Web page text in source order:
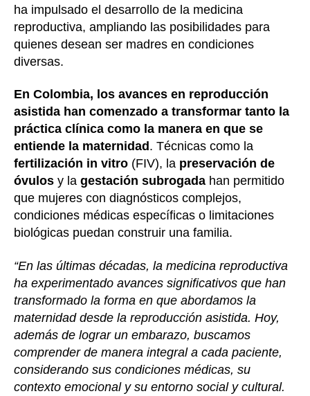
ha impulsado el desarrollo de la medicina
reproductiva, ampliando las posibilidades para
quienes desean ser madres en condiciones
diversas.
En Colombia, los avances en reproducción
asistida han comenzado a transformar tanto la
práctica clínica como la manera en que se
entiende la maternidad . Técnicas como la
fertilización in vitro (FIV), la preservación de
óvulos y la gestación subrogada han permitido
que mujeres con diagnósticos complejos,
condiciones médicas específicas o limitaciones
biológicas puedan construir una familia.
“En las últimas décadas, la medicina reproductiva
ha experimentado avances significativos que han
transformado la forma en que abordamos la
maternidad desde la reproducción asistida. Hoy,
además de lograr un embarazo, buscamos
comprender de manera integral a cada paciente,
considerando sus condiciones médicas, su
contexto emocional y su entorno social y cultural.